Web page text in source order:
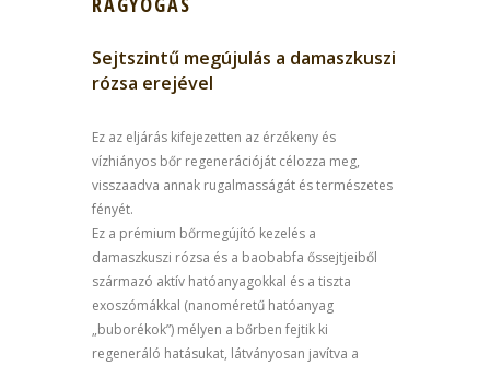
Sejtszintű megújulás a damaszkuszi
rózsa erejével
Ez az eljárás kifejezetten az érzékeny és
vízhiányos bőr regenerációját célozza meg,
visszaadva annak rugalmasságát és természetes
fényét.
Ez a prémium bőrmegújító kezelés a
damaszkuszi rózsa és a baobabfa őssejtjeiből
származó aktív hatóanyagokkal és a tiszta
exoszómákkal (nanoméretű hatóanyag
„buborékok”) mélyen a bőrben fejtik ki
regeneráló hatásukat, látványosan javítva a